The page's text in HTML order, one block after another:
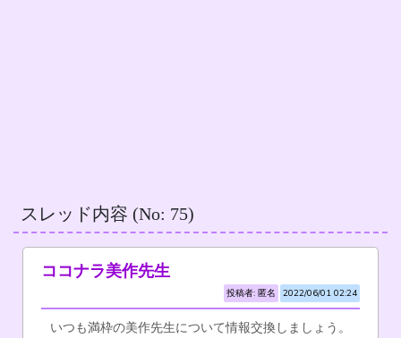
スレッド内容 (No: 75)
ココナラ美作先生
投稿者: 匿名 2022/06/01 02:24
いつも満枠の美作先生について情報交換しましょう。